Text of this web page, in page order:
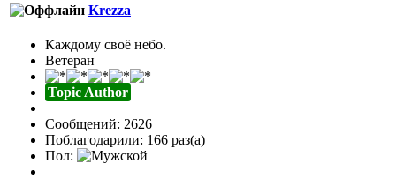
Krezza
Каждому своё небо.
Ветеран
Topic Author
Сообщений: 2626
Поблагодарили: 166 раз(а)
Пол: